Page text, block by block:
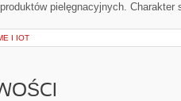
pielęgnacyjnych.
I IOT